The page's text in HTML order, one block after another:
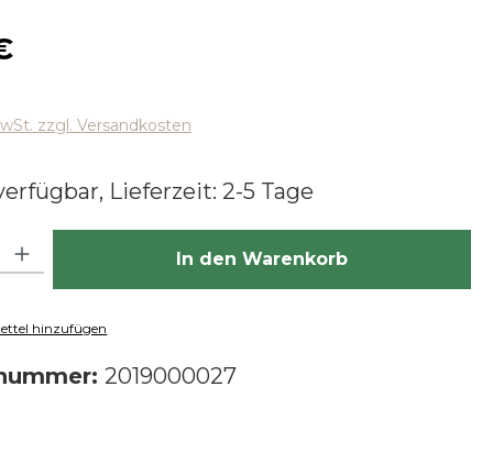
zzgl. Versandkosten
Lieferzeit: 2-5 Tage
Gib den gewünschten Wert ein oder benutze die
In den Warenkorb
hinzufügen
2019000027